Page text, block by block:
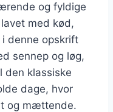
og fyldige
med kød,
denne opskrift
sennep og løg,
den klassiske
dage, hvor
og mættende.